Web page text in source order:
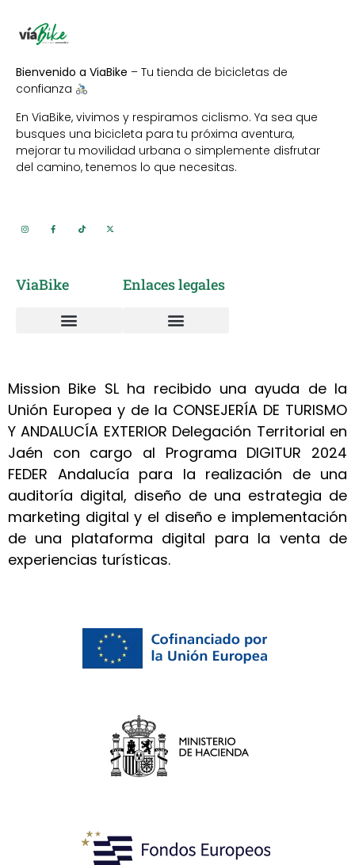
Bienvenido a ViaBike – Tu tienda de bicicletas de
confianza
En ViaBike, vivimos y respiramos ciclismo. Ya sea que
busques una bicicleta para tu próxima aventura,
mejorar tu movilidad urbana o simplemente disfrutar
del camino, tenemos lo que necesitas.
ViaBike Enlaces legales
Mission Bike SL ha recibido una ayuda de la
Unión Europea y de la CONSEJERÍA DE TURISMO
Y ANDALUCÍA EXTERIOR Delegación Territorial en
Jaén con cargo al Programa DIGITUR 2024
FEDER Andalucía para la realización de una
auditoría digital, diseño de una estrategia de
marketing digital y el diseño e implementación
de una plataforma digital para la venta de
experiencias turísticas.